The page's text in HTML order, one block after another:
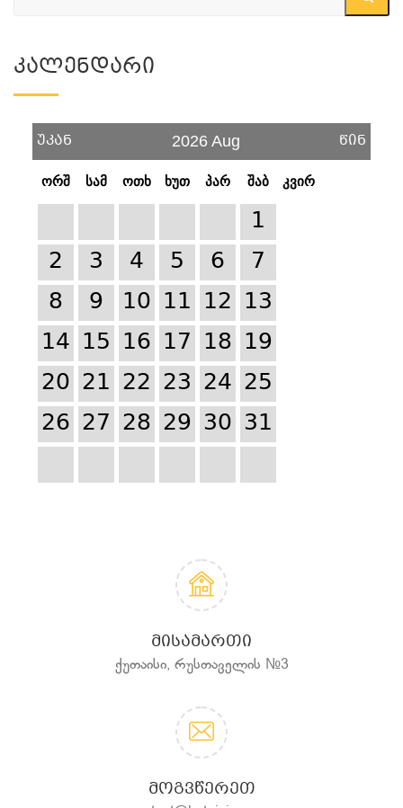
Კალენდარი
უკან 2026 Aug წინ
ორშ სამ ოთხ ხუთ პარ შაბ კვირ
1
2
3 4 5 6
7
8
9 10 11 12 13
14 15 16 17 18 19
20 21 22 23 24 25
26 27 28 29 30 31
ᲛᲘᲡᲐᲛᲐᲠᲗᲘ
ქუთაისი, რუსთაველის №3
ᲛᲝᲒᲕᲬᲔᲠᲔᲗ